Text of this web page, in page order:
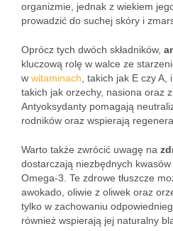
organizmie, jednak z wiekiem
prowadzić do suchej skóry i
Oprócz tych dwóch składników,
kluczową rolę w walce ze
w witaminach , takich jak E czy A,
takich jak orzechy, nasiona oraz
Antyoksydanty pomagają
rodników oraz wspierają
Warto także zwrócić uwagę na
dostarczają niezbędnych kwasów
Omega-3. Te zdrowe tłuszcze
awokado, oliwie z oliwek oraz
tylko w zachowaniu
również wspierają jej naturalny